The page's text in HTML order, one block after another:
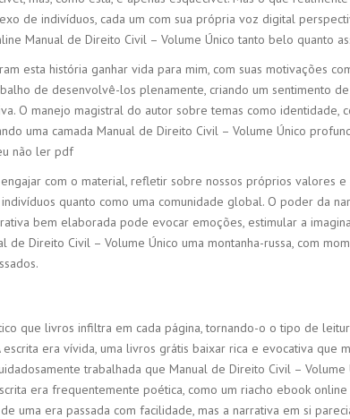
de indivíduos, cada um com sua própria voz digital
Manual de Direito Civil – Volume Único tanto belo quanto
esta história ganhar vida para mim, com suas motivações
de desenvolvê-los plenamente, criando um sentimento
O manejo magistral do autor sobre temas como identidade,
uma camada Manual de Direito Civil – Volume Único
não ler pdf
com o material, refletir sobre nossos próprios valores e
quanto como uma comunidade global. O poder da
bem elaborada pode evocar emoções, estimular a
de Direito Civil – Volume Único uma montanha-russa, com
que livros infiltra em cada página, tornando-o o tipo de
era vívida, uma livros grátis baixar rica e evocativa que
trabalhada que Manual de Direito Civil –
era frequentemente poética, como um riacho ebook
uma era passada com facilidade, mas a narrativa em si